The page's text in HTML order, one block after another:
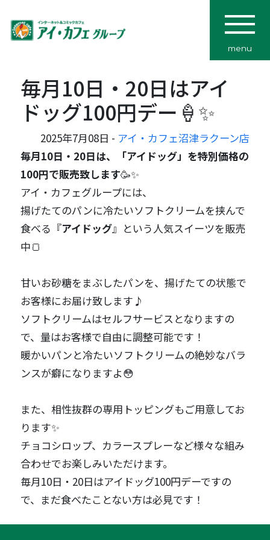
menu
毎月10日・20日はアイ
ドッグ100円デー🍦✨
2025年7月08日 - アイ・カフェ沼津ラクーン店
毎月10日・20日は、「アイドッグ」を特別価格の
100円で販売致します🥳✨
アイ・カフェグループには、
揚げたてのパンに冷たいソフトクリームを挟んで
食べる『アイドッグ』という人気スイーツを販売
中🍞
甘いお砂糖をまぶしたパンを、揚げたての状態で
お客様にお届け致します♪
ソフトクリームはセルフサービスとなりますの
で、量はお客様で自由に調整可能です！
暖かいパンと冷たいソフトクリームの絶妙なバラ
ンスが癖になりますよ😳
また、相性抜群の専用トッピングもご用意してお
ります✨
チョコシロップ、カラースプレーなど様々な組み
合わせでお楽しみいただけます。
毎月10日・20日はアイドッグ100円デーですの
で、まだ食べたことない方は必見です！